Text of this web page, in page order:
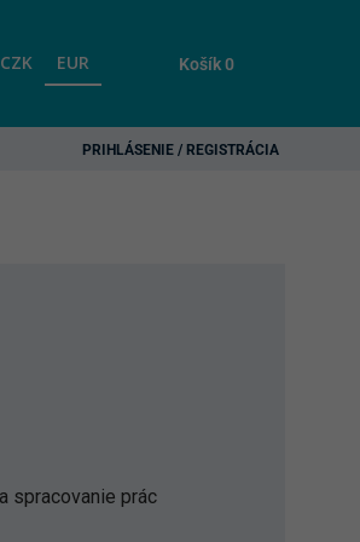
CZK EUR Košík0
PRIHLÁSENIE / REGISTRÁCIA
spracovanie prác